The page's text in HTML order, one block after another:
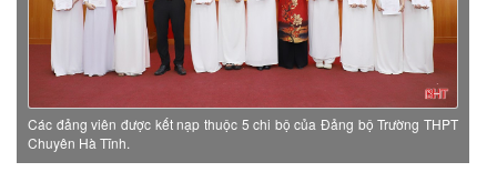
Các đảng viên được kết nạp thuộc 5 chi bộ của Đảng bộ Trường THPT
Chuyên Hà Tĩnh.